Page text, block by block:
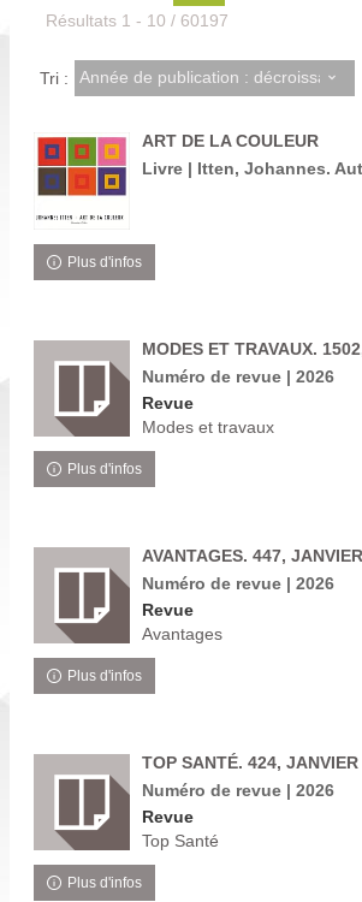
Résultats 1 - 10 / 60197
Tri : Année de publication : décroissant
ART DE LA COULEUR
Livre | Itten, Johannes.
Plus d'infos
MODES ET TRAVAUX.
Numéro de revue | 2026
Revue
Modes et travaux
Plus d'infos
AVANTAGES. 447,
Numéro de revue | 2026
Revue
Avantages
Plus d'infos
TOP SANTÉ. 424,
Numéro de revue | 2026
Revue
Top Santé
Plus d'infos